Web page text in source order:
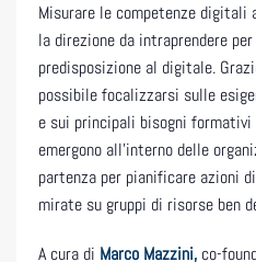
Misurare le competenze digitali
la direzione da intraprendere
predisposizione al digitale.
possibile focalizzarsi sulle
e sui principali bisogni formativi
emergono all’interno delle
partenza per pianificare azioni
mirate su gruppi di risorse ben
A cura di Marco Mazzini, co-